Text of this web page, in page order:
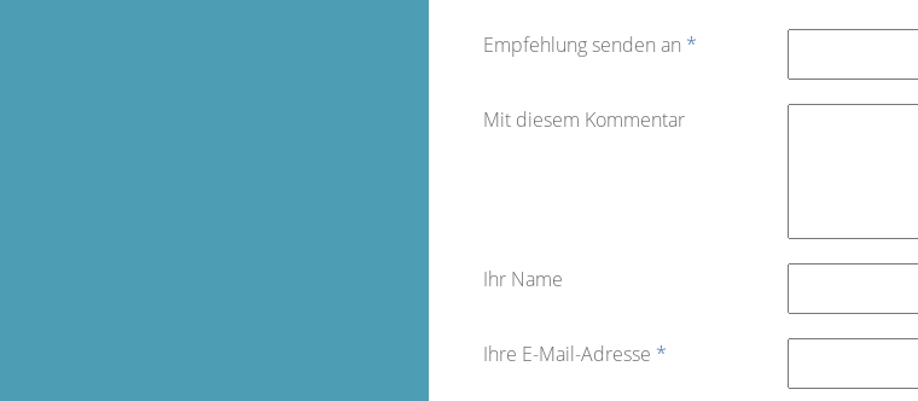
Empfehlung senden an *
Mit diesem Kommentar
Ihr Name
Ihre E-Mail-Adresse *